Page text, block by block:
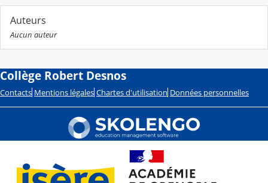
Auteurs
Aucun auteur
Collège Robert Desnos
Contacts Mentions légales Chartes d'utilisation Données personnelles